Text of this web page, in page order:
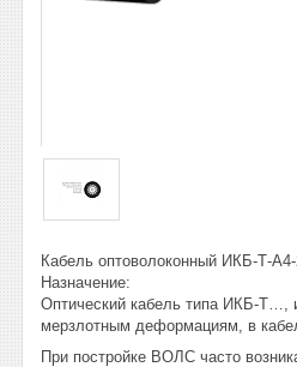
Кабель оптоволоконный ИКБ-Т-
Назначение:
Оптический кабель типа ИКБ-Т…,
мерзлотным деформациям, в
При постройке ВОЛС часто